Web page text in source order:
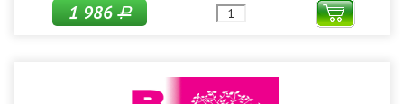
1 986Р